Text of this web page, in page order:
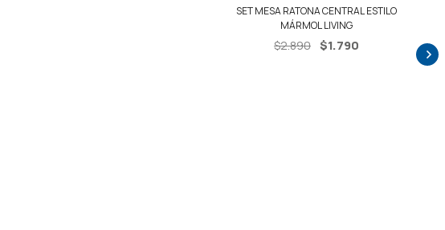
SET MESA RATONA CENTRAL ESTILO
MÁRMOL LIVING
$2.890 El
$1.790